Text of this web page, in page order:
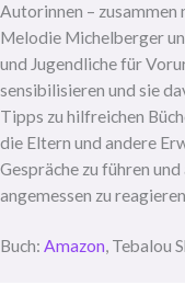
Autorinnen – zusammen
Melodie Michelberger
und Jugendliche für
sensibilisieren und sie
Tipps zu hilfreichen
die Eltern und andere
Gespräche zu führen
angemessen zu
Buch: Amazon, Tebalou